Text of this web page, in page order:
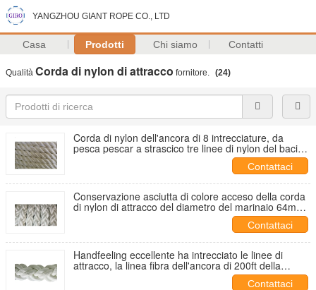
YANGZHOU GIANT ROPE CO., LTD
Casa Prodotti Chi siamo Contatti
Qualità Corda di nylon di attracco fornitore. (24)
Corda di nylon dell'ancora di 8 intrecciature, da
pesca pescar a strascico tre linee di nylon del bacino
Contattaci
Conservazione asciutta di colore acceso della corda
di nylon di attracco del diametro del marinaio 64mm
Contattaci
Handfeeling eccellente ha intrecciato le linee di
attracco, la linea fibra dell'ancora di 200ft della
Contattaci